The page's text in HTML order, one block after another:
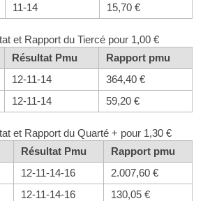
11-14 15,70 €
et Rapport du Tiercé pour 1,00 €
Résultat Pmu
Rapport pmu
12-11-14
364,40 €
12-11-14 59,20 €
et Rapport du Quarté + pour 1,30 €
Résultat Pmu
Rapport pmu
12-11-14-16
2.007,60 €
12-11-14-16
130,05 €